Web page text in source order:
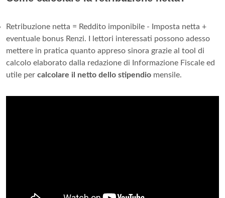
Retribuzione netta = Reddito imponibile - Imposta netta +
eventuale bonus Renzi. I lettori interessati possono adesso
mettere in pratica quanto appreso sinora grazie al tool di
calcolo elaborato dalla redazione di Informazione Fiscale ed
utile per calcolare il netto dello stipendio mensile.